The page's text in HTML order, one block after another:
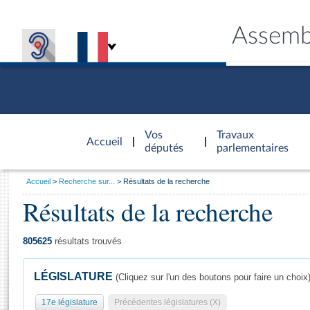
Accueil
d'accueil
Vos
députés
Travaux
parlementaires
Général
Vous
Accueil Recherche sur... Résultats de la recherche
Résultats de la recherche
805625 résultats trouvés
LÉGISLATURE (Cliquez sur l'un des boutons pour faire un choix)
17e législature Précédentes législatures (X)